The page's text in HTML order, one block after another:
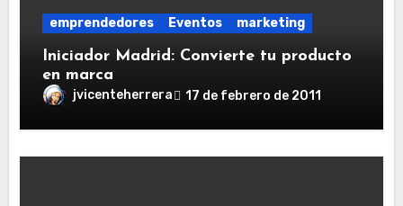
emprendedores Eventos marketing
Iniciador Madrid: Convierte tu producto
en marca
jvicenteherrera 17 de febrero de 2011